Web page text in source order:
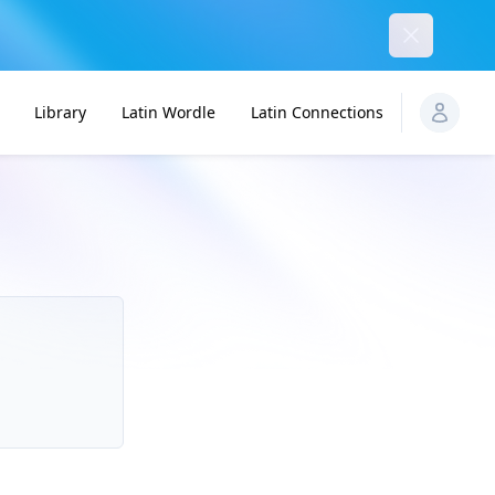
Library Latin Wordle Latin Connections